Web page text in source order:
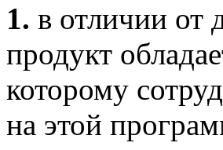
1. в отличии от
продукт
которому
на этой